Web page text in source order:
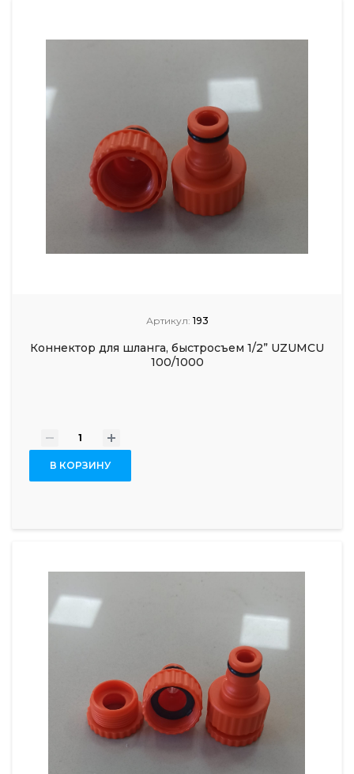
Артикул: 193
Коннектор для шланга, быстросъем 1/2” UZUMCU
100/1000
- +
В КОРЗИНУ